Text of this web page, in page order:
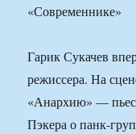
Гарик Сукачев
режиссера. На
«Анархию» —
Пэкера о панк-